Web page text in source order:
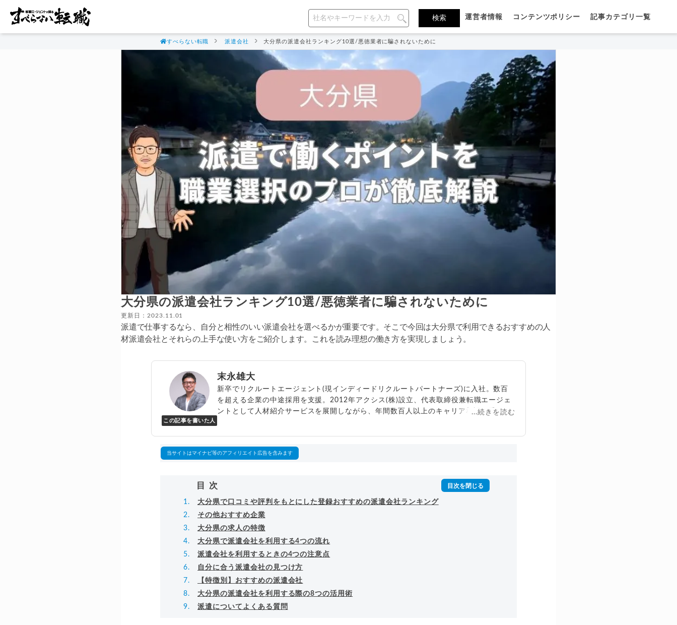
運営者情報 コンテンツポリシー 記事カテゴリ一覧
すべらない転職 派遣会社 大分県の派遣会社ランキング10選/悪徳業者に騙されないために
大分県の派遣会社ランキング10選/悪徳業者に騙されないために
更新日：2023.11.01
派遣で仕事するなら、自分と相性のいい派遣会社を選べるかが重要です。そこで今回は大分県で利用できるおすすめの人
材派遣会社とそれらの上手な使い方をご紹介します。これを読み理想の働き方を実現しましょう。
この記事を書いた人
末永雄大
新卒でリクルートエージェント(現インディードリクルートパートナーズ)に入社。数百
を超える企業の中途採用を支援。2012年アクシス(株)設立、代表取締役兼転職エージェ
ントとして人材紹介サービスを展開しながら、年間数百人以上のキャリア相談に乗る。
...続きを読む
当サイトはマイナビ等のアフィリエイト広告を含みます
目次
大分県で口コミや評判をもとにした登録おすすめの派遣会社ランキング
その他おすすめ企業
大分県の求人の特徴
大分県で派遣会社を利用する4つの流れ
派遣会社を利用するときの4つの注意点
自分に合う派遣会社の見つけ方
【特徴別】おすすめの派遣会社
大分県の派遣会社を利用する際の8つの活用術
派遣についてよくある質問